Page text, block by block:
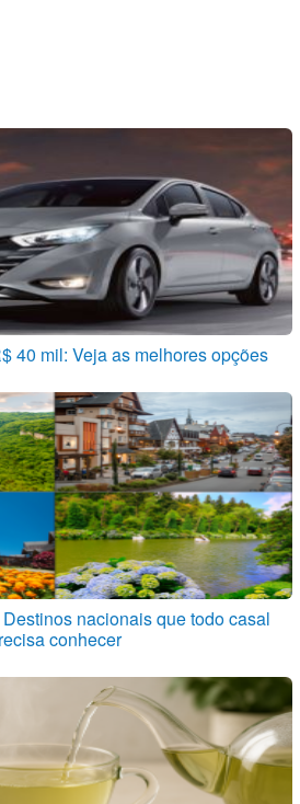
40 mil: Veja as melhores opções
nacionais que todo casal
conhecer